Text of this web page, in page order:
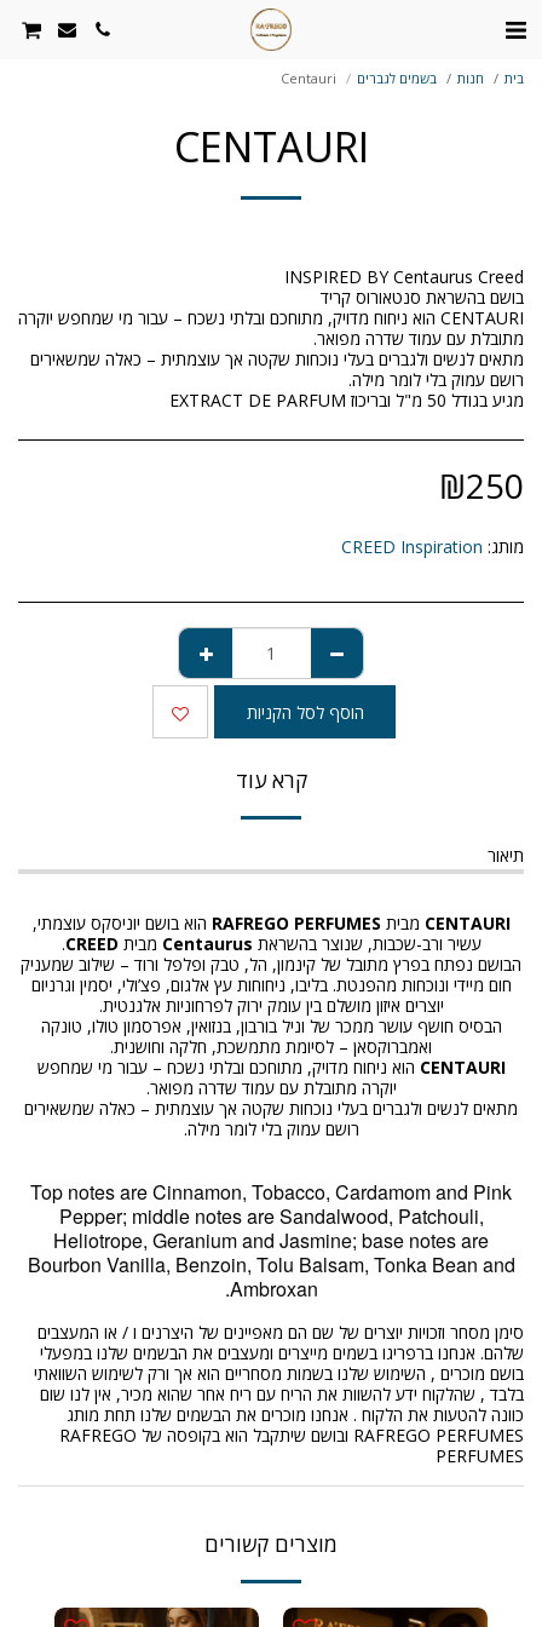
בית חנות בשמים לגברים Centauri
CENTAURI
CENTAURI הוא ניחוח מדויק, מתוחכם ובלתי נשכח – עבור מי שמחפש יוקרה
מתאים לנשים ולגברים בעלי נוכחות שקטה אך עוצמתית – כאלה שמשאירים
מגיע בגודל 50 מ"ל ובריכוז EXTRACT DE PARFUM
₪250
מותג: CREED Inspiration
הוסף לסל הקניות
קרא עוד
תיאור
CENTAURI מבית RAFREGO PERFUMES הוא בושם יוניסקס עוצמתי,
עשיר ורב-שכבות, שנוצר בהשראת Centaurus מבית CREED
.
הבושם נפתח בפרץ מתובל של קינמון, הל, טבק ופלפל ורוד – שילוב שמעניק
חום מיידי ונוכחות מהפנטת. בליבו, ניחוחות עץ אלגום, פצ’ולי, יסמין וגרניום
יוצרים איזון מושלם בין עומק ירוק לפרחוניות אלגנטית.
הבסיס חושף עושר ממכר של וניל בורבון, בנזואין, אפרסמון טולו, טונקה
ואמברוקסאן – לסיומת מתמשכת, חלקה וחושנית.
CENTAURI הוא ניחוח מדויק, מתוחכם ובלתי נשכח – עבור מי שמחפש
יוקרה מתובלת עם עמוד שדרה מפואר.
מתאים לנשים ולגברים בעלי נוכחות שקטה אך עוצמתית – כאלה שמשאירים
רושם עמוק בלי לומר מילה.
Top notes are Cinnamon, Tobacco, Cardamom and Pink
Pepper; middle notes are Sandalwood, Patchouli,
Heliotrope, Geranium and Jasmine; base notes are
Bourbon Vanilla, Benzoin, Tolu Balsam, Tonka Bean and
Ambroxan.
סימן מסחר וזכויות יוצרים של שם הם מאפיינים של היצרנים ו / או המעצבים
שלהם. אנחנו ברפריגו בשמים מייצרים ומעצבים את הבשמים שלנו במפעלי
בושם מוכרים , השימוש שלנו בשמות מסחריים הוא אך ורק לשימוש השוואתי
בלבד , שהלקוח ידע להשוות את הריח עם ריח אחר שהוא מכיר, אין לנו שום
כוונה להטעות את הלקוח . אנחנו מוכרים את הבשמים שלנו תחת מותג
RAFREGO PERFUMES ובושם שיתקבל הוא בקופסה של RAFREGO
PERFUMES
מוצרים קשורים